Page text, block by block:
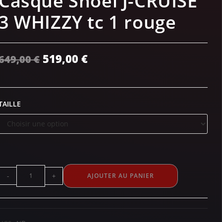
WHIZZY tc 1 rouge
€ 519,00 €
- + AJOUTER AU PANIER